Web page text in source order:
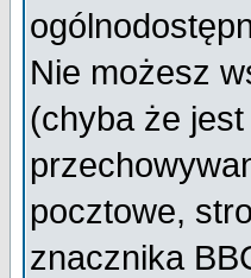
Nie możesz
(chyba że
pocztowe,
znacznika